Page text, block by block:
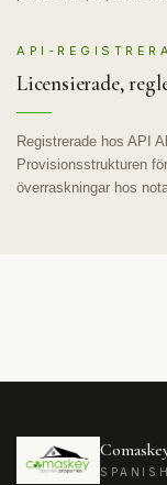
API-
Licensierade,
Registrerade hos API
Provisionsstrukturen
överraskningar hos